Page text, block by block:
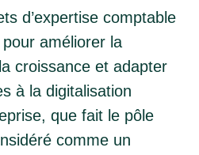
d’expertise comptable
améliorer la
croissance et adapter
à la digitalisation
que fait le pôle
comme un